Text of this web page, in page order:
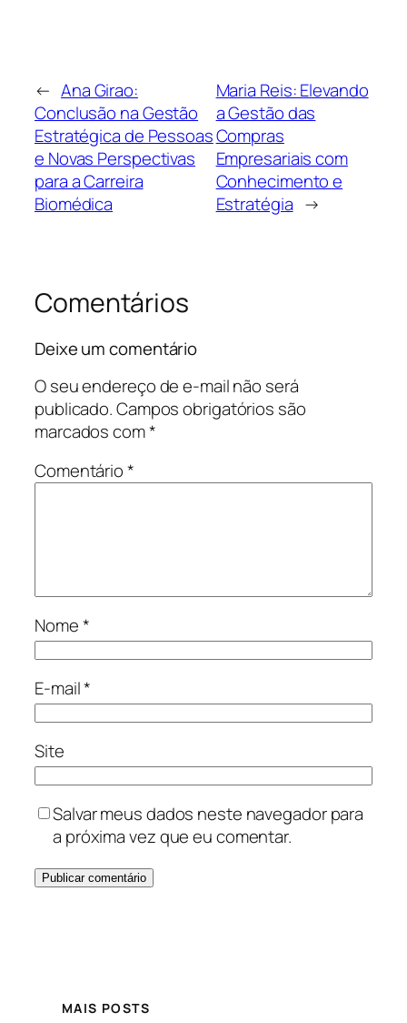
← Ana Girao:
Conclusão na Gestão
Estratégica de Pessoas
e Novas Perspectivas
para a Carreira
Biomédica
Maria Reis: Elevando
a Gestão das
Compras
Empresariais com
Conhecimento e
Estratégia →
Comentários
Deixe um comentário
O seu endereço de e-mail não será
publicado.Campos obrigatórios são
marcados com*
Comentário*
Nome*
E-mail*
Site
Salvar meus dados neste navegador para
a próxima vez que eu comentar.
MAIS POSTS